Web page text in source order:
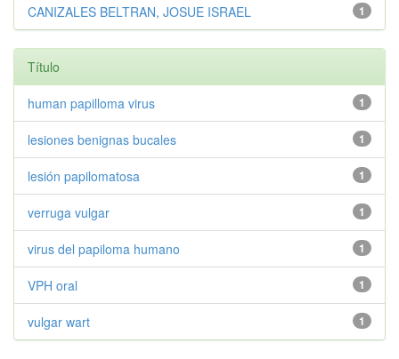
1
CANIZALES BELTRAN, JOSUE ISRAEL
Título
1
human papilloma virus
1
lesiones benignas bucales
1
lesión papilomatosa
1
verruga vulgar
1
virus del papiloma humano
1
VPH oral
1
vulgar wart